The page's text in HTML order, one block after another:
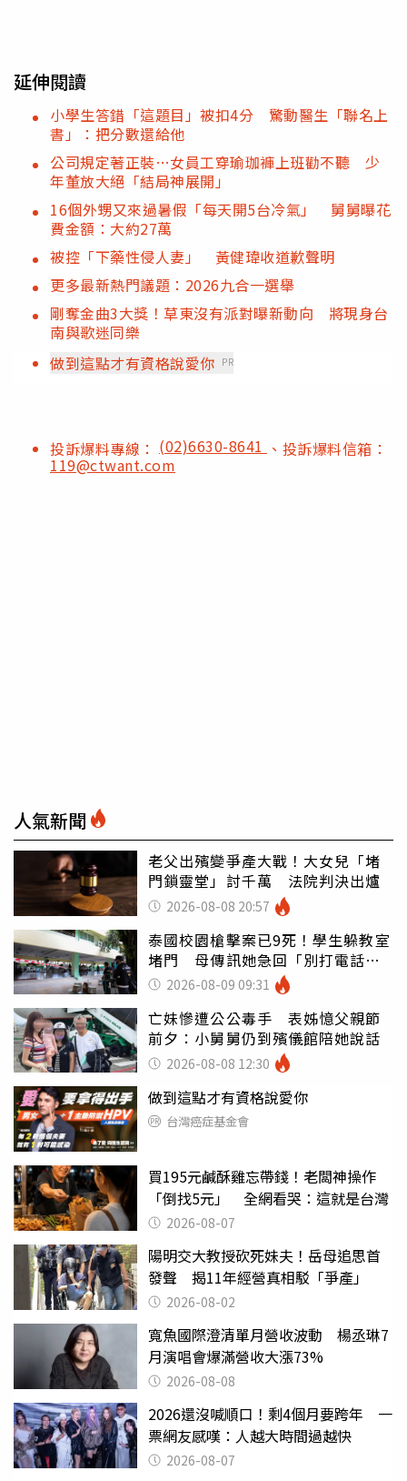
延伸閱讀
小學生答錯「這題目」被扣4分 驚動醫生「聯名上
書」：把分數還給他
公司規定著正裝…女員工穿瑜珈褲上班勸不聽 少
年董放大絕「結局神展開」
16個外甥又來過暑假「每天開5台冷氣」 舅舅曝花
費金額：大約27萬
被控「下藥性侵人妻」 黃健瑋收道歉聲明
更多最新熱門議題：2026九合一選舉
剛奪金曲3大獎！草東沒有派對曝新動向 將現身台
南與歌迷同樂
做到這點才有資格說愛你 PR
投訴爆料專線： (02)6630-8641 、投訴爆料信箱：
119@ctwant.com
人氣新聞
老父出殯變爭產大戰！大女兒「堵
門鎖靈堂」討千萬 法院判決出爐
2026-08-08 20:57
泰國校園槍擊案已9死！學生躲教室
堵門 母傳訊她急回「別打電話怕
鈴響」
2026-08-09 09:31
亡妹慘遭公公毒手 表姊憶父親節
前夕：小舅舅仍到殯儀館陪她說話
2026-08-08 12:30
做到這點才有資格說愛你
台灣癌症基金會
買195元鹹酥雞忘帶錢！老闆神操作
「倒找5元」 全網看哭：這就是台灣
2026-08-07
陽明交大教授砍死妹夫！岳母追思首
發聲 揭11年經營真相駁「爭產」
2026-08-02
寬魚國際澄清單月營收波動 楊丞琳7
月演唱會爆滿營收大漲73%
2026-08-08
2026還沒喊順口！剩4個月要跨年 一
票網友感嘆：人越大時間過越快
2026-08-07